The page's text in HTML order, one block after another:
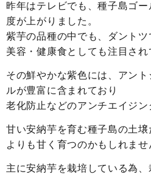
昨年はテレビでも、種子島ゴ
度が上がりました。
紫芋の品種の中でも、ダント
美容・健康食としても注目され
その鮮やかな紫色には、アン
ルが豊富に含まれており
老化防止などのアンチエイジン
甘い安納芋を育む種子島の土
よりも甘く育つのかもしれませ
主に安納芋を栽培している為